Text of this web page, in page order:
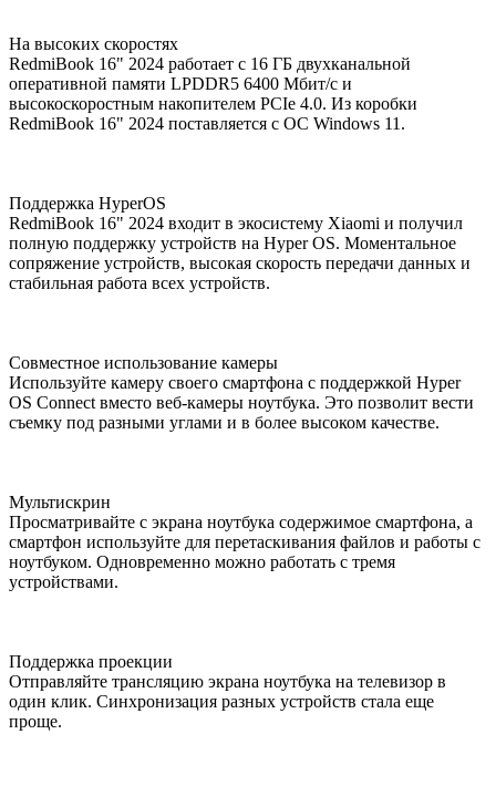
На высоких скоростях
RedmiBook 16" 2024 работает с 16 ГБ двухканальной
оперативной памяти LPDDR5 6400 Мбит/с и
высокоскоростным накопителем PCIe 4.0. Из коробки
RedmiBook 16" 2024 поставляется с ОС Windows 11.
Поддержка HyperOS
RedmiBook 16" 2024 входит в экосистему Xiaomi и получил
полную поддержку устройств на Hyper OS. Моментальное
сопряжение устройств, высокая скорость передачи данных и
стабильная работа всех устройств.
Совместное использование камеры
Используйте камеру своего смартфона с поддержкой Hyper
OS Connect вместо веб-камеры ноутбука. Это позволит вести
съемку под разными углами и в более высоком качестве.
Мультискрин
Просматривайте с экрана ноутбука содержимое смартфона, а
смартфон используйте для перетаскивания файлов и работы с
ноутбуком. Одновременно можно работать с тремя
устройствами.
Поддержка проекции
Отправляйте трансляцию экрана ноутбука на телевизор в
один клик. Синхронизация разных устройств стала еще
проще.